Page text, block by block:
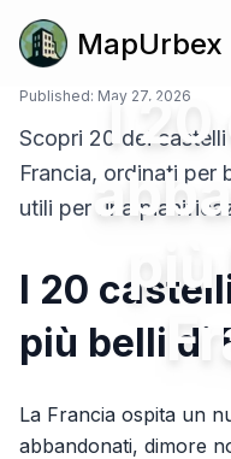
MapUrbex
I 20
più
Published: May 27, 2026
Scopri 20 dei
Francia, ordinati per
utili per una
I 20
più belli di
La Francia ospita un
abbandonati, dimore